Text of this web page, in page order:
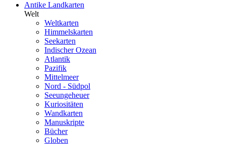
Antike Landkarten
Welt
Weltkarten
Himmelskarten
Seekarten
Indischer Ozean
Atlantik
Pazifik
Mittelmeer
Nord - Südpol
Seeungeheuer
Kuriositäten
Wandkarten
Manuskripte
Bücher
Globen